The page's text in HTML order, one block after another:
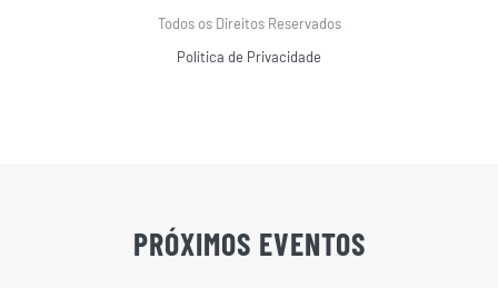
Todos os Direitos Reservados
Política de Privacidade
PRÓXIMOS EVENTOS